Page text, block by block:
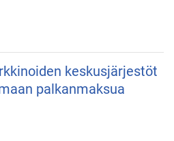
keskusjärjestöt
palkanmaksua